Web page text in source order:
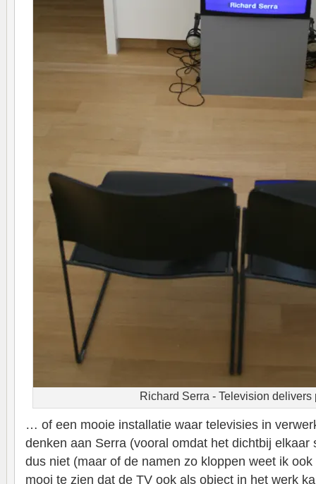
Richard Serra - Television delivers
… of een mooie installatie waar televisies in
denken aan Serra (vooral omdat het dichtbij elkaar
dus niet (maar of de namen zo kloppen weet ik
mooi te zien dat de TV ook als object in het werk